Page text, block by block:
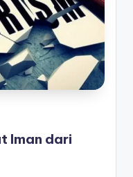
Iman dari